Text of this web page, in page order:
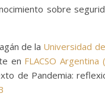
sobre
de la Universidad
en FLACSO Argentina
de Pandemia: